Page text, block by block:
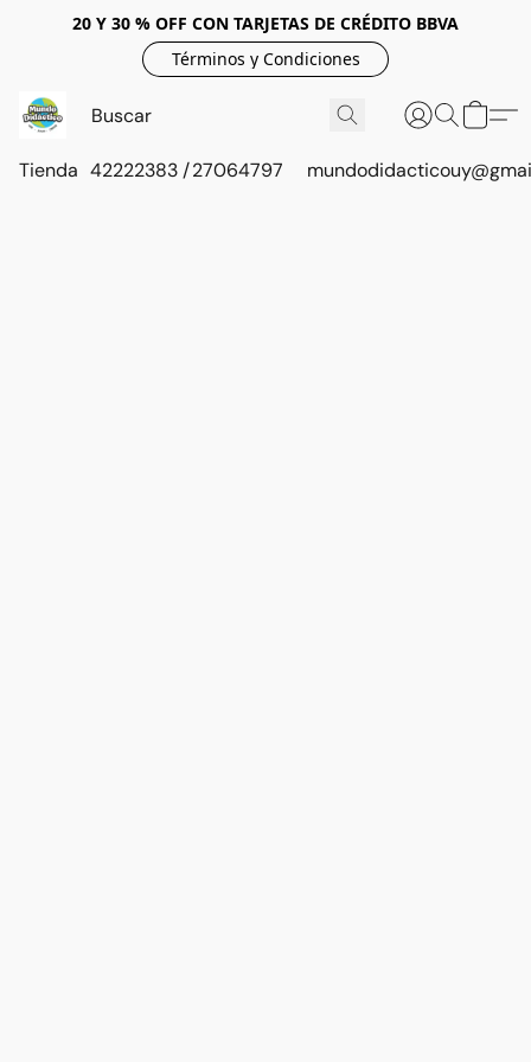
20 Y 30 % OFF CON TARJETAS DE CRÉDITO BBVA
Términos y Condiciones
Tienda 42222383 / 27064797